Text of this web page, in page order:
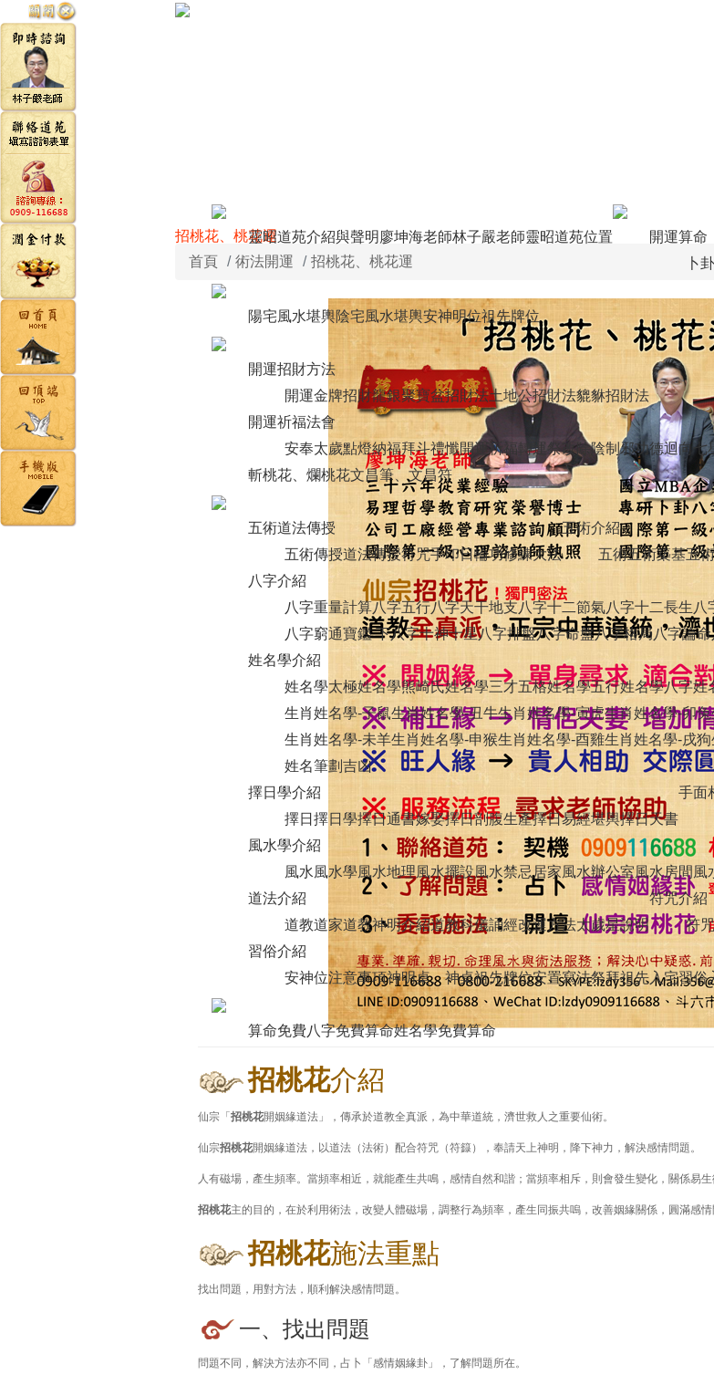
靈昭道苑介紹與聲明 廖坤海老師林子嚴老師靈昭道苑位置
開運算命
卜
陽宅風水堪輿陰宅風水堪輿安神明位祖先牌位
開運招財方法
開運金牌招財龍銀聚寶盆招財法土地公招財法貔貅招財法
開運祈福法會
安奉太歲點燈納福拜斗禮懺開運祈福轉運祭改除陰制邪功德迴向 七
斬桃花、爛桃花文昌筆、文昌符
五術道法傳授
五術傳授道法傳授符咒手印日輪功修練大法
五術介紹
五術五術築基五
八字介紹
八字重量計算八字五行八字天干地支八字十二節氣八字十二長生八
八字窮通寶鑑 下八字十神十星八字排盤八字命盤八字格局八字論命
姓名學介紹
姓名學太極姓名學熊崎氏姓名學三才五格姓名學五行姓名學八字姓
生肖姓名學-子鼠生肖姓名學-丑牛生肖姓名學-寅虎生肖姓名學-卯兔
生肖姓名學-未羊生肖姓名學-申猴生肖姓名學-酉雞生肖姓名學-戌狗
姓名筆劃吉凶
擇日學介紹
擇日 擇日學擇日通書嫁娶擇日剖腹生產擇日易經堪輿擇日天書
手面
風水學介紹
風水風水學風水地理風水擺設風水禁忌居家風水辦公室風水房間風
道法介紹
道教道家道教神明介紹道教科儀誦經改運方法太歲星說明
符咒介紹
符咒
習俗介紹
安神位注意事項神明桌、神桌祖先牌位安置寫法祭拜祖先入宅習俗
算命免費八字免費算命姓名學免費算命
招桃花、桃花運
首頁
術法開運 招桃花、桃花運
招桃花介紹
仙宗「招桃花開姻緣道法」，傳承於道教全真派，為中華道統，濟世救人之重要仙術。
仙宗招桃花開姻緣道法，以道法（法術）配合符咒（符籙），奉請天上神明，降下神力，解決感情問題。
人有磁場，產生頻率。當頻率相近，就能產生共鳴，感情自然和諧；當頻率相斥，則會發生變化，關係易生
招桃花主的目的，在於利用術法，改變人體磁場，調整行為頻率，產生同振共嗚，改善姻緣關係，圓滿感情
招桃花施法重點
找出問題，用對方法，順利解決感情問題。
一、找出問題
問題不同，解決方法亦不同，占卜「感情姻緣卦」，了解問題所在。